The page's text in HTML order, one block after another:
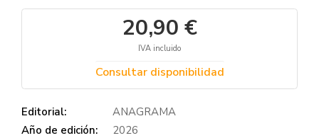
20,90 €
IVA incluido
Consultar disponibilidad
Editorial:
ANAGRAMA
Año de edición:
2026